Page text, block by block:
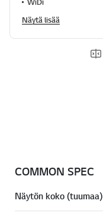
Näytä lisää
COMMON SPEC
Näytön koko (tuumaa)